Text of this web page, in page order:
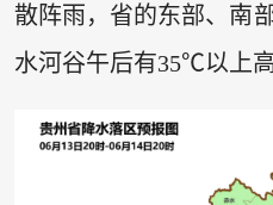
散阵雨，省的东部、南
水河谷午后有35℃以上高